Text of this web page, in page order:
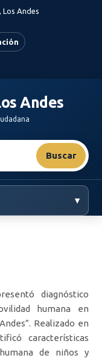
Los Andes
Andes
Buscar
▾
diagnóstico
humana en
Realizado en
características
de niños y